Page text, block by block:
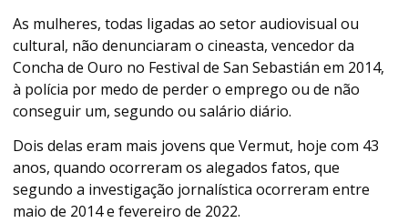
As mulheres, todas ligadas ao setor audiovisual ou
cultural, não denunciaram o cineasta, vencedor da
Concha de Ouro no Festival de San Sebastián em 2014,
à polícia por medo de perder o emprego ou de não
conseguir um, segundo ou salário diário.
Dois delas eram mais jovens que Vermut, hoje com 43
anos, quando ocorreram os alegados fatos, que
segundo a investigação jornalística ocorreram entre
maio de 2014 e fevereiro de 2022.